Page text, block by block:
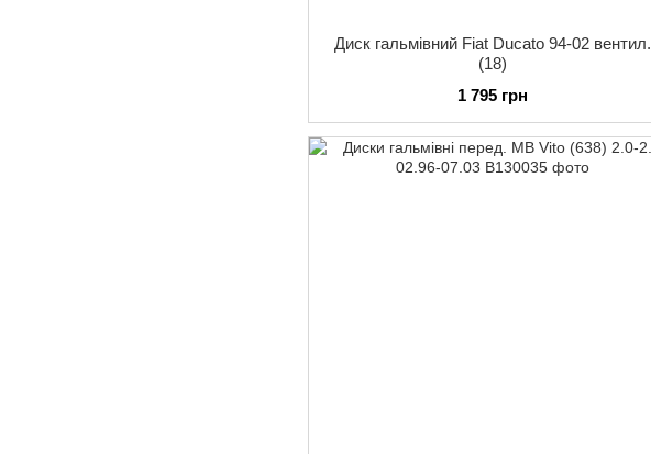
Диск гальмівний Fiat Ducato 94-02 вентил.
(18)
1 795 грн